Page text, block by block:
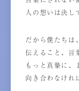
人の想いは決し
だから僕たちは、
伝えること、言
もっと真摯に、
向き合わなけれ